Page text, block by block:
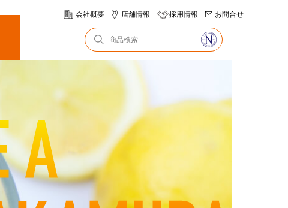
会社概要 店舗情報 採用情報 お問合せ